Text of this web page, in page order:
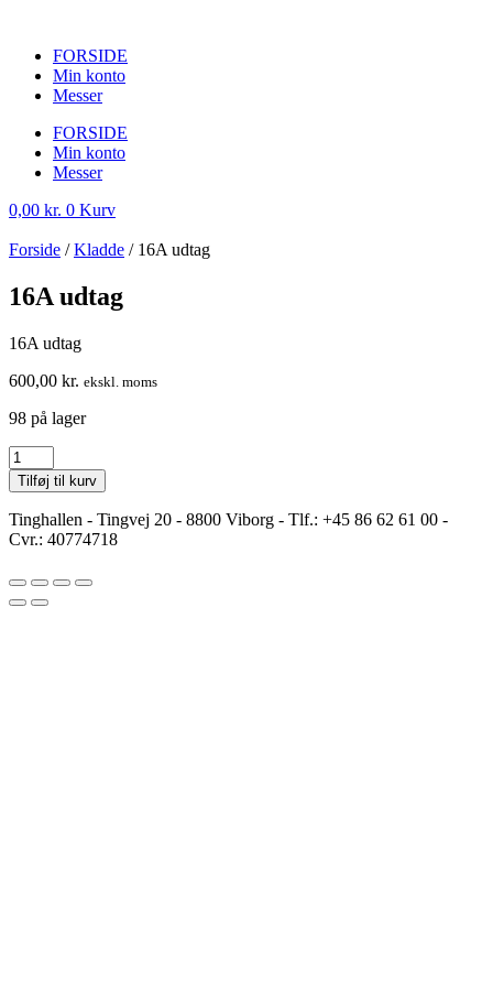
FORSIDE
Min konto
Messer
FORSIDE
Min konto
Messer
0,00 kr. 0 Kurv
Forside /Kladde / 16A udtag
16A udtag
16A udtag
600,00 kr. ekskl. moms
98 på lager
16A
udtag
antal
Tilføj til kurv
Tinghallen - Tingvej 20 - 8800 Viborg - Tlf.: +45 86 62 61 00 -
Cvr.: 40774718